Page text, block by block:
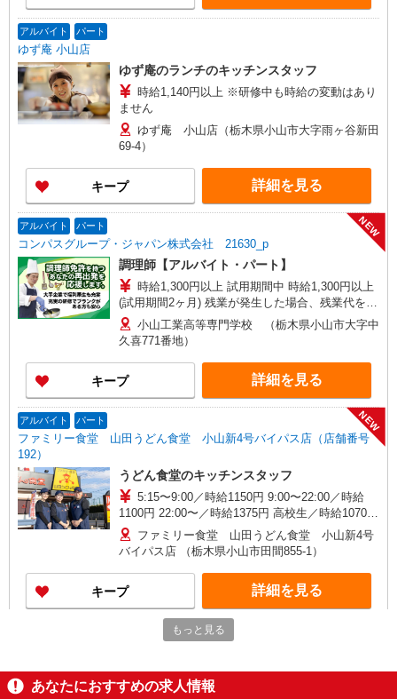
アルバイト パート
ゆず庵 小山店
ゆず庵のランチのキッチンスタッフ
時給1,140円以上 ※研修中も時給の変動はあり
ません
ゆず庵 小山店（栃木県小山市大字雨ヶ谷新田
69-4）
キープ 詳細を見る
アルバイト パート
コンパスグループ・ジャパン株式会社 21630_p
NEW
調理師【アルバイト・パート】
時給1,300円以上 試用期間中 時給1,300円以上
(試用期間2ヶ月) 残業が発生した場合、残業代を1
分単位で別途支給します。
小山工業高等専門学校 （栃木県小山市大字中
久喜771番地）
キープ 詳細を見る
アルバイト パート
ファミリー食堂 山田うどん食堂 小山新4号バイパス店（店舗番号
192）
NEW
うどん食堂のキッチンスタッフ
5:15〜9:00／時給1150円 9:00〜22:00／時給
1100円 22:00〜／時給1375円 高校生／時給1070円
日・祝日は時給50円アップ！（9時〜22時）
ファミリー食堂 山田うどん食堂 小山新4号
バイパス店 （栃木県小山市田間855-1）
キープ 詳細を見る
調理補助【アルバイト・パート】
時給1,068円以上 試用期間中 時給1,068円以上
もっと見る
あなたにおすすめの求人情報